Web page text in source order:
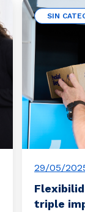
SIN
29/05/
triple